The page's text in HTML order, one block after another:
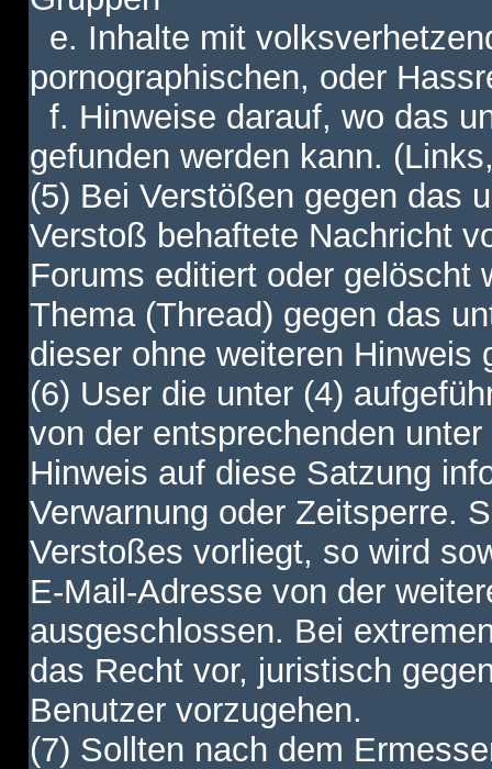
e. Inhalte mit
pornographischen, oder
f. Hinweise darauf, wo das
gefunden werden kann.
(5) Bei Verstößen gegen das
Verstoß behaftete Nachricht
Forums editiert oder gelöscht
Thema (Thread) gegen das
dieser ohne weiteren Hinweis
(6) User die unter (4)
von der entsprechenden
Hinweis auf diese Satzung
Verwarnung oder Zeitsperre.
Verstoßes vorliegt, so wird
E-Mail-Adresse von der
ausgeschlossen. Bei
das Recht vor, juristisch
Benutzer vorzugehen.
(7) Sollten nach dem